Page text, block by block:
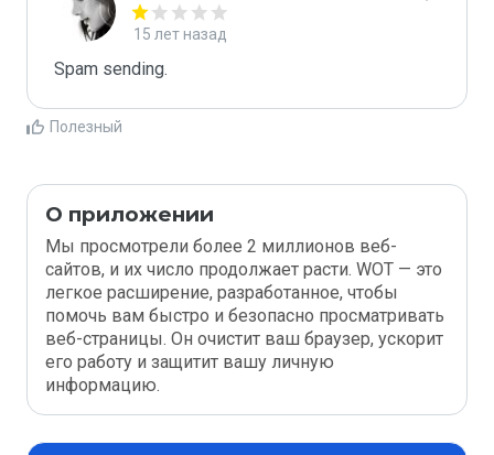
15 лет назад
Spam sending.
Полезный
О приложении
Мы просмотрели более 2 миллионов веб-
сайтов, и их число продолжает расти. WOT — это
легкое расширение, разработанное, чтобы
помочь вам быстро и безопасно просматривать
веб-страницы. Он очистит ваш браузер, ускорит
его работу и защитит вашу личную
информацию.